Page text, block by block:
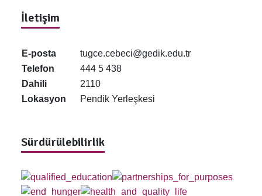
İletişim
E-posta
tugce.cebeci@gedik.edu.tr
Telefon
444 5 438
Dahili
2110
Lokasyon
Pendik Yerleşkesi
Sürdürülebilirlik